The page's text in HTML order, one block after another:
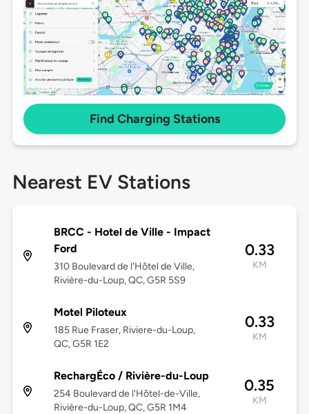
Find Charging Stations
Nearest EV Stations
BRCC - Hotel de Ville - Impact
Ford
310 Boulevard de l'Hôtel de Ville,
Rivière-du-Loup, QC, G5R 5S9
0.33
KM
Motel Piloteux
185 Rue Fraser, Riviere-du-Loup,
QC, G5R 1E2
0.33
KM
RechargÉco / Rivière-du-Loup
254 Boulevard de l'Hôtel-de-Ville,
Rivière-du-Loup, QC, G5R 1M4
0.35
KM